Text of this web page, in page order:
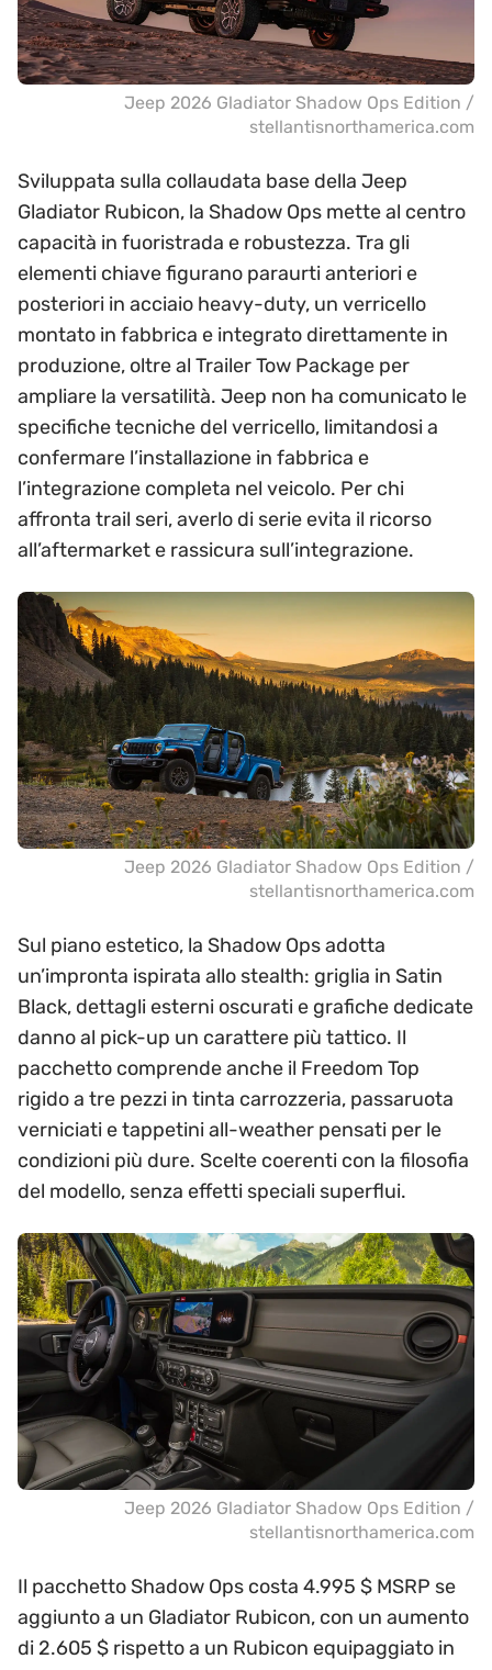
Jeep 2026 Gladiator Shadow Ops Edition /
stellantisnorthamerica.com
Sviluppata sulla collaudata base della Jeep
Gladiator Rubicon, la Shadow Ops mette al centro
capacità in fuoristrada e robustezza. Tra gli
elementi chiave figurano paraurti anteriori e
posteriori in acciaio heavy-duty, un verricello
montato in fabbrica e integrato direttamente in
produzione, oltre al Trailer Tow Package per
ampliare la versatilità. Jeep non ha comunicato le
specifiche tecniche del verricello, limitandosi a
confermare l’installazione in fabbrica e
l’integrazione completa nel veicolo. Per chi
affronta trail seri, averlo di serie evita il ricorso
all’aftermarket e rassicura sull’integrazione.
Jeep 2026 Gladiator Shadow Ops Edition /
stellantisnorthamerica.com
Sul piano estetico, la Shadow Ops adotta
un’impronta ispirata allo stealth: griglia in Satin
Black, dettagli esterni oscurati e grafiche dedicate
danno al pick-up un carattere più tattico. Il
pacchetto comprende anche il Freedom Top
rigido a tre pezzi in tinta carrozzeria, passaruota
verniciati e tappetini all-weather pensati per le
condizioni più dure. Scelte coerenti con la filosofia
del modello, senza effetti speciali superflui.
Jeep 2026 Gladiator Shadow Ops Edition /
stellantisnorthamerica.com
Il pacchetto Shadow Ops costa 4.995 $ MSRP se
aggiunto a un Gladiator Rubicon, con un aumento
di 2.605 $ rispetto a un Rubicon equipaggiato in